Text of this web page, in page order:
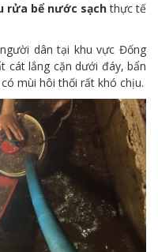
rửa bể nước sạchthực tế
dân tại khu vực Đống
cát lắng cặn dưới đáy, bẩn
mùi hôi thối rất khó chịu.